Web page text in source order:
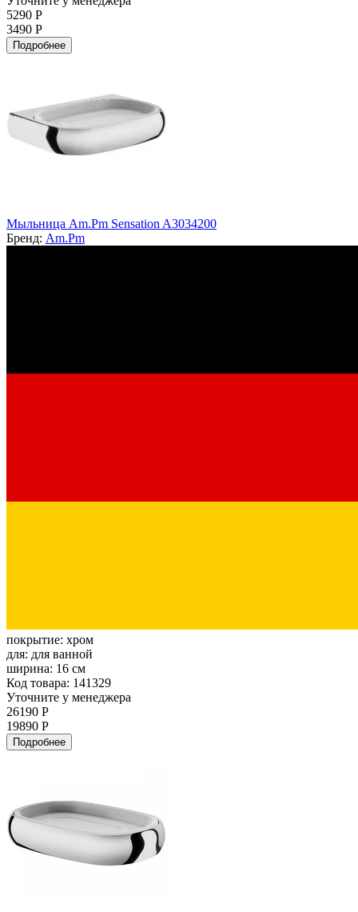
5290 Р
3490 Р
Подробнее
Мыльница Am.Pm Sensation A3034200
Бренд: Am.Pm
покрытие: хром
для: для ванной
ширина: 16 см
Код товара: 141329
Уточните у менеджера
26190 Р
19890 Р
Подробнее